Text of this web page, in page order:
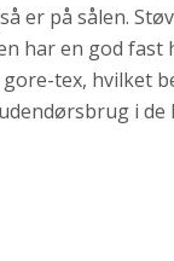
er på sålen.
har en god
tex, hvilket
i de